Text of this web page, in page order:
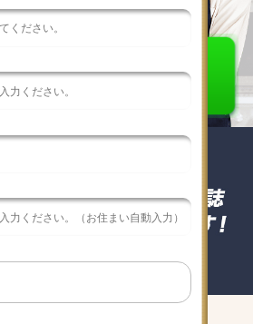
789-986